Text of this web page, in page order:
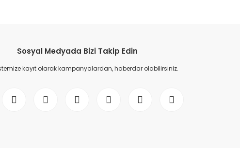
Sosyal Medyada Bizi Takip Edin
kayıt olarak kampanyalardan, haberdar olabilirsiniz.